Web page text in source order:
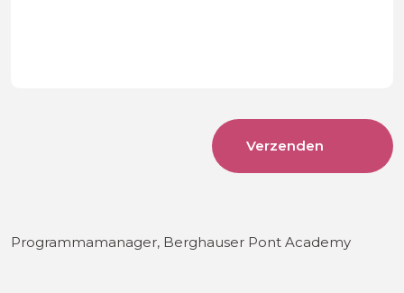
Programmamanager, Berghauser Pont Academy